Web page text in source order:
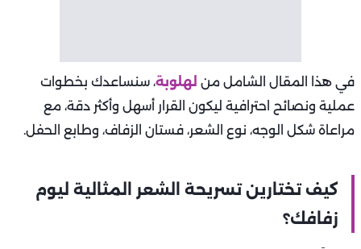
في هذا المقال الشامل من لهلوبة، سنساعدك بخطوات
عملية ونصائح احترافية ليكون القرار أسهل وأكثر دقة، مع
مراعاة شكل الوجه، نوع الشعر، فستان الزفاف، وطابع الحفل.
كيف تختارين تسريحة الشعر المثالية ليوم
زفافك؟